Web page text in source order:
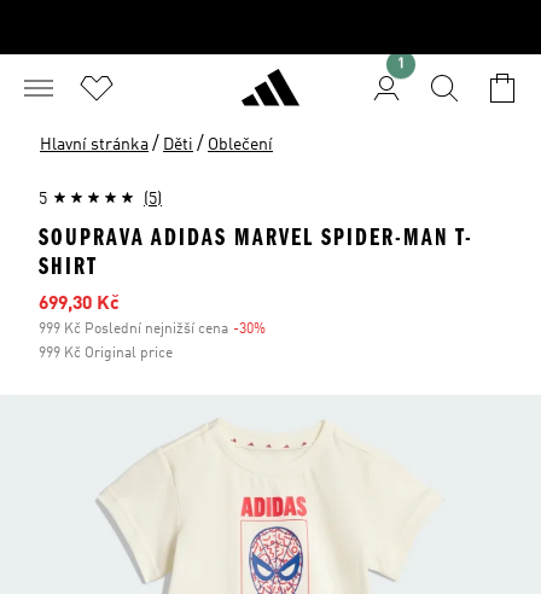
1
Hlavní stránka / Děti / Oblečení
5 (5)
SOUPRAVA ADIDAS MARVEL SPIDER-MAN T-
SHIRT
Zlevněná cena
699,30 Kč
999 Kč Poslední nejnižší cena -30%
999 Kč Original price